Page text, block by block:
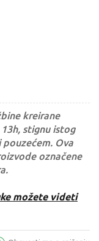
kreirane
stignu istog
Ova
označene
možete videti